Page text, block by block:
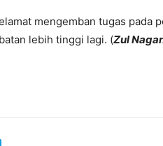
mengemban tugas pada
lebih tinggi lagi. (Zul